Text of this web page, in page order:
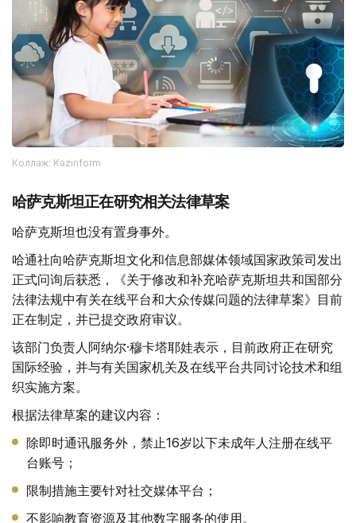
Коллаж: Kazinform
哈萨克斯坦正在研究相关法律草案
哈萨克斯坦也没有置身事外。
哈通社向哈萨克斯坦文化和信息部媒体领域国家政策司发出
正式问询后获悉，《关于修改和补充哈萨克斯坦共和国部分
法律法规中有关在线平台和大众传媒问题的法律草案》目前
正在制定，并已提交政府审议。
该部门负责人阿纳尔·穆卡塔耶娃表示，目前政府正在研究
国际经验，并与有关国家机关及在线平台共同讨论技术和组
织实施方案。
根据法律草案的建议内容：
除即时通讯服务外，禁止16岁以下未成年人注册在线平
台账号；
限制措施主要针对社交媒体平台；
不影响教育资源及其他数字服务的使用。